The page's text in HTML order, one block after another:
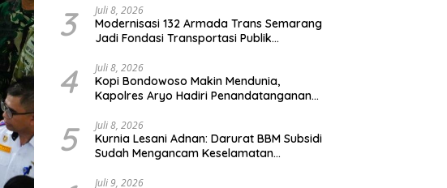
3 Juli 8, 2026
Modernisasi 132 Armada Trans Semarang
Jadi Fondasi Transportasi Publik
4 Juli 8, 2026
Kopi Bondowoso Makin Mendunia,
Kapolres Aryo Hadiri Penandatanganan
5 Juli 8, 2026
Kurnia Lesani Adnan: Darurat BBM Subsidi
Sudah Mengancam Keselamatan
Juli 9, 2026